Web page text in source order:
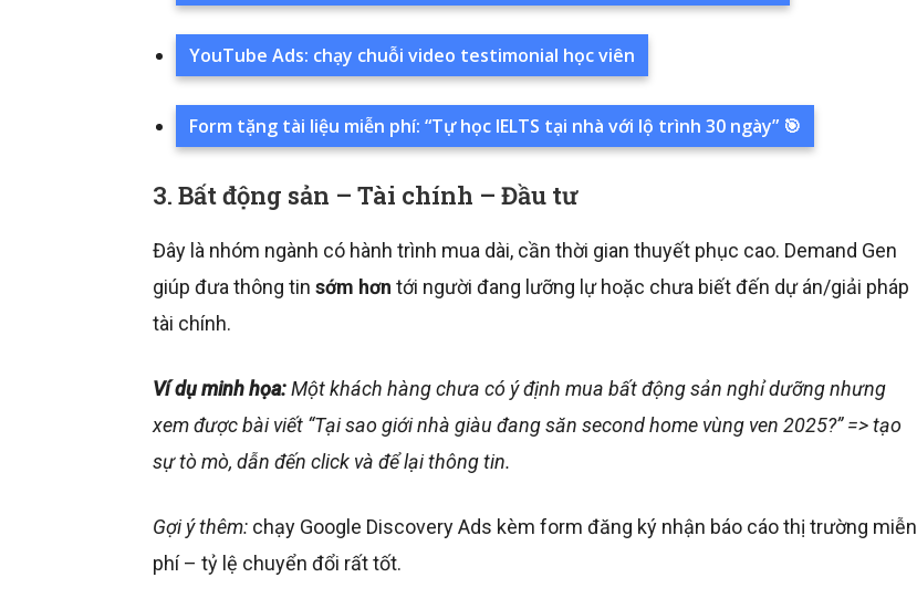
YouTube Ads: chạy chuỗi video testimonial học viên
Form tặng tài liệu miễn phí: “Tự học IELTS tại nhà với lộ trình 30 ngày” 🎯
3. Bất động sản – Tài chính – Đầu tư
Đây là nhóm ngành có hành trình mua dài, cần thời gian thuyết phục cao. Demand Gen
giúp đưa thông tin sớm hơn tới người đang lưỡng lự hoặc chưa biết đến dự án/giải pháp
tài chính.
Ví dụ minh họa:Một khách hàng chưa có ý định mua bất động sản nghỉ dưỡng nhưng
xem được bài viết “Tại sao giới nhà giàu đang săn second home vùng ven 2025?” => tạo
sự tò mò, dẫn đến click và để lại thông tin.
Gợi ý thêm: chạy Google Discovery Ads kèm form đăng ký nhận báo cáo thị trường miễn
phí – tỷ lệ chuyển đổi rất tốt.